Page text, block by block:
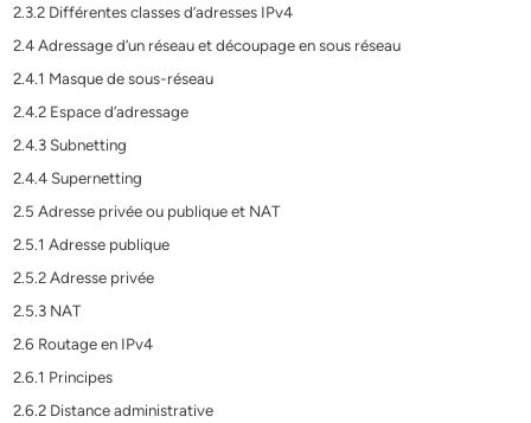
2.3.2 Différentes classes d’adresses IPv4
2.4 Adressage d’un réseau et découpage en sous réseau
2.4.1 Masque de sous-réseau
2.4.2 Espace d’adressage
2.4.3 Subnetting
2.4.4 Supernetting
2.5 Adresse privée ou publique et NAT
2.5.1 Adresse publique
2.5.2 Adresse privée
2.5.3 NAT
2.6 Routage en IPv4
2.6.1 Principes
2.6.2 Distance administrative